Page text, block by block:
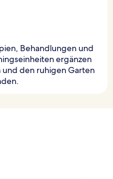
Behandlungen und
ergänzen
und den ruhigen Garten